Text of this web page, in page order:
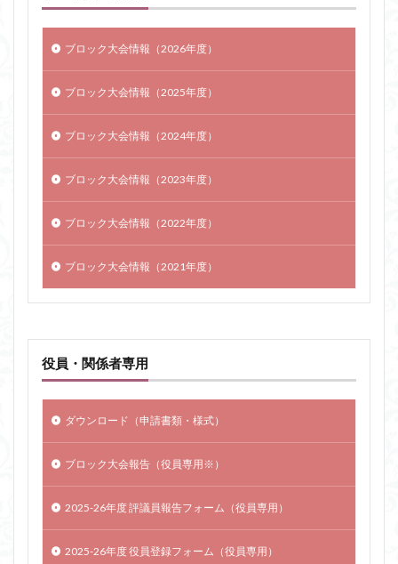
ブロック大会情報（2026年度）
ブロック大会情報（2025年度）
ブロック大会情報（2024年度）
ブロック大会情報（2023年度）
ブロック大会情報（2022年度）
ブロック大会情報（2021年度）
役員・関係者専用
ダウンロード（申請書類・様式）
ブロック大会報告（役員専用※）
2025-26年度 評議員報告フォーム（役員専用）
2025-26年度 役員登録フォーム（役員専用）